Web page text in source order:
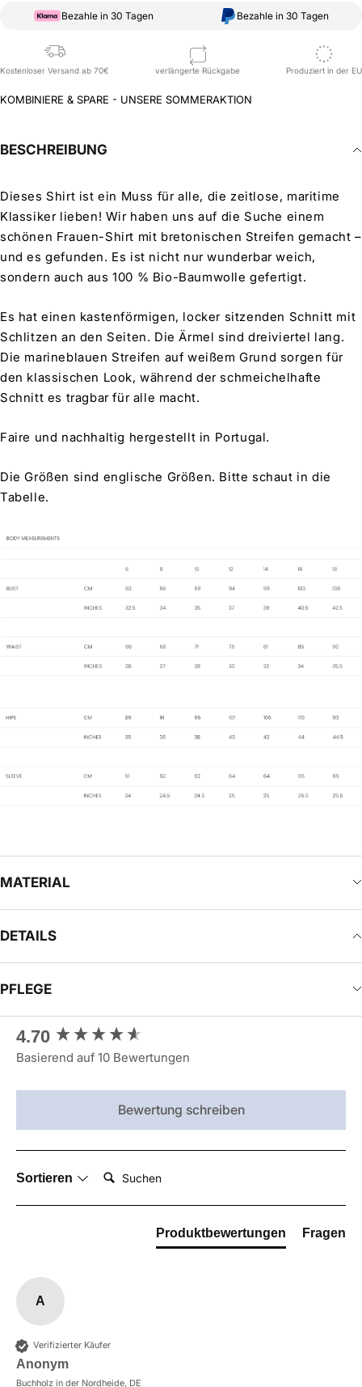
Bezahle in 30 Tagen Bezahle in 30 Tagen
Kostenloser Versand ab 70€ verlängerte Rückgabe Produziert in der EU
KOMBINIERE & SPARE - UNSERE SOMMERAKTION
BESCHREIBUNG
Dieses Shirt ist ein Muss für alle, die zeitlose, maritime
Klassiker lieben! Wir haben uns auf die Suche einem
schönen Frauen-Shirt mit bretonischen Streifen gemacht –
und es gefunden. Es ist nicht nur wunderbar weich,
sondern auch aus 100 % Bio-Baumwolle gefertigt.
Es hat einen kastenförmigen, locker sitzenden Schnitt mit
Schlitzen an den Seiten. Die Ärmel sind dreiviertel lang.
Die marineblauen Streifen auf weißem Grund sorgen für
den klassischen Look, während der schmeichelhafte
Schnitt es tragbar für alle macht.
Faire und nachhaltig hergestellt in Portugal.
Die Größen sind englische Größen. Bitte schaut in die
Tabelle.
MATERIAL
DETAILS
PFLEGE
4.70
Basierend auf 10 Bewertungen
Bewertung schreiben
Sortieren Suchen:
Produktbewertungen Fragen
A
Verifizierter Käufer
Anonym
Buchholz in der Nordheide, DE
New content loaded